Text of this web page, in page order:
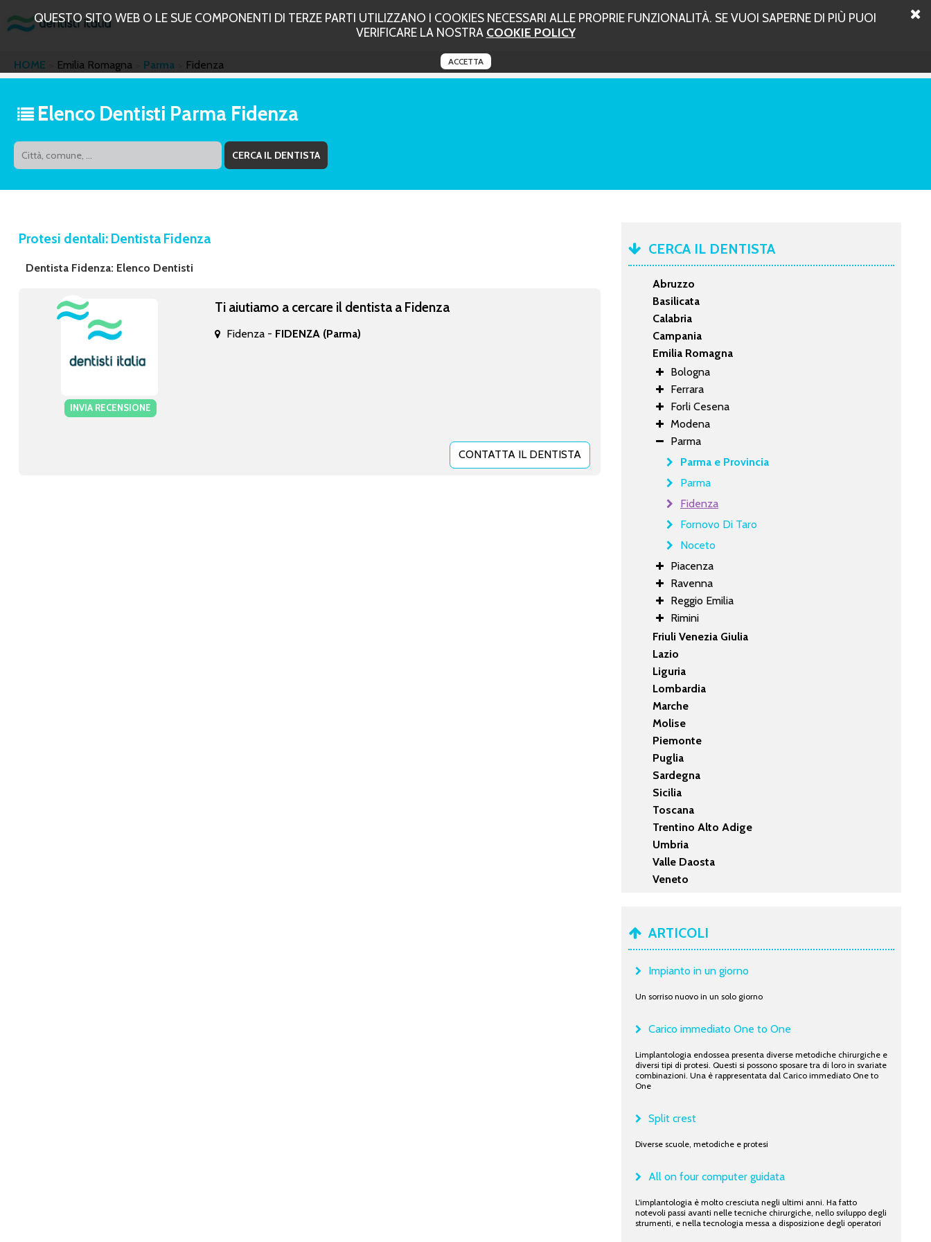
QUESTO SITO WEB O LE SUE COMPONENTI DI TERZE PARTI UTILIZZANO I COOKIES NECESSARI ALLE PROPRIE FUNZIONALITÀ. SE VUOI SAPERNE DI PIÙ PUOI
VERIFICARE LA NOSTRA COOKIE POLICY
ACCETTA
HOME Emilia Romagna Parma Fidenza
Elenco Dentisti Parma Fidenza
Protesi dentali: Dentista Fidenza
Dentista Fidenza: Elenco Dentisti
INVIA RECENSIONE
Ti aiutiamo a cercare il dentista a Fidenza
Fidenza - FIDENZA (Parma)
CONTATTA IL DENTISTA
CERCA IL DENTISTA
Abruzzo
Basilicata
Calabria
Campania
Emilia Romagna
Bologna
Ferrara
Forli Cesena
Modena
Parma
Parma e Provincia
Parma
Fidenza
Fornovo Di Taro
Noceto
Piacenza
Ravenna
Reggio Emilia
Rimini
Friuli Venezia Giulia
Lazio
Liguria
Lombardia
Marche
Molise
Piemonte
Puglia
Sardegna
Sicilia
Toscana
Trentino Alto Adige
Umbria
Valle Daosta
Veneto
ARTICOLI
Impianto in un giorno
Un sorriso nuovo in un solo giorno
Carico immediato One to One
Limplantologia endossea presenta diverse metodiche chirurgiche e
diversi tipi di protesi. Questi si possono sposare tra di loro in svariate
combinazioni. Una è rappresentata dal Carico immediato One to
One
Split crest
Diverse scuole, metodiche e protesi
All on four computer guidata
L'implantologia è molto cresciuta negli ultimi anni. Ha fatto
notevoli passi avanti nelle tecniche chirurgiche, nello sviluppo degli
strumenti, e nella tecnologia messa a disposizione degli operatori